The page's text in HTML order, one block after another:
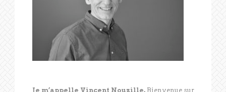
Je m’appelle Vincent Nouzille.Bienvenue sur